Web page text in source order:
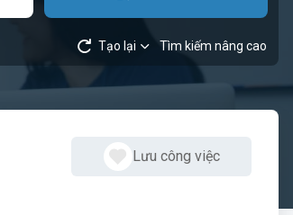
Tạo lại Tìm kiếm nâng cao
Lưu công việc